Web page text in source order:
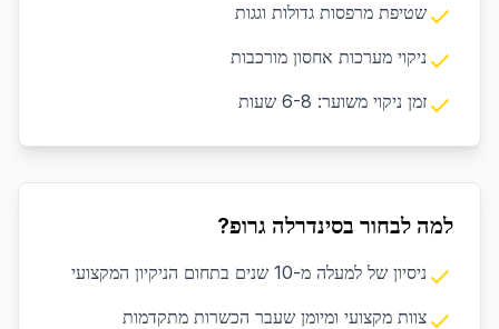
שטיפת מרפסות גדולות וגגות
ניקוי מערכות אחסון מורכבות
זמן ניקוי משוער: 6-8 שעות
למה לבחור בסינדרלה גרופ?
ניסיון של למעלה מ-10 שנים בתחום הניקיון המקצועי
צוות מקצועי ומיומן שעבר הכשרות מתקדמות